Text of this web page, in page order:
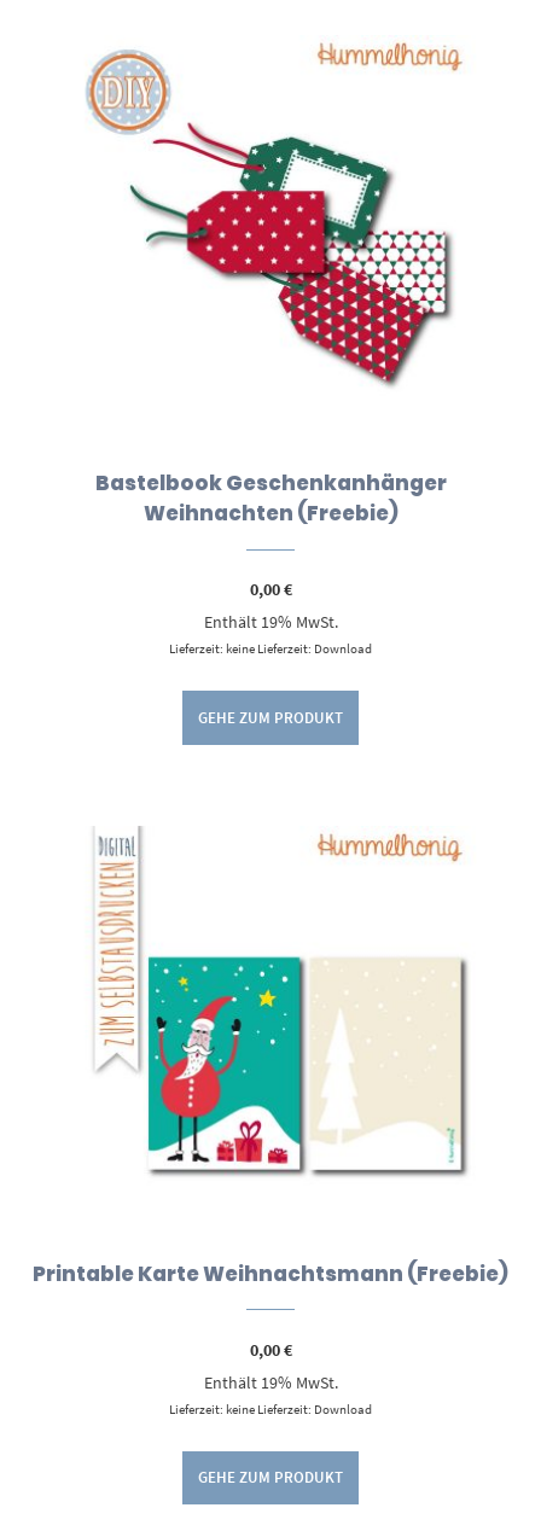
Bastelbook Geschenkanhänger
Weihnachten (Freebie)
0,00€
Enthält 19% MwSt.
Lieferzeit: keine Lieferzeit: Download
GEHE ZUM PRODUKT
Printable Karte Weihnachtsmann (Freebie)
0,00€
Enthält 19% MwSt.
Lieferzeit: keine Lieferzeit: Download
GEHE ZUM PRODUKT